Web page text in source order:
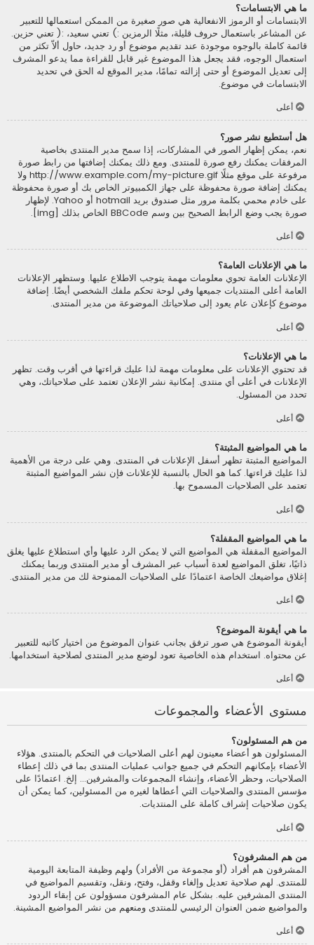
ما هي الابتسامات؟
الابتسامات أو الرموز الانفعالية هي صور صغيرة من الممكن استعمالها للتعبير
عن المشاعر باستعمال حروف قليلة، مثلًا الرمزين :) تعني سعيد، :( تعني حزين.
قائمة كاملة بالوجوه موجودة عند تقديم موضوع أو رد جديد، حاول ألاّ تكثر من
استعمال الوجوه، فقد يجعل هذا الموضوع غير قابل للقراءة مما يدعو المشرف
إلى تعديل الموضوع أو حتى إزالته تمامًا، مدير الموقع له الحق في تحديد
الابتسامات في موضوع.
أعلى
هل أستطيع نشر صور؟
نعم، يمكن إظهار الصور في المشاركات، إذا سمح مدير المنتدى بخاصية
المرفقات يمكنك رفع صورة للمنتدى. ومع ذلك يمكنك إضافتها من رابط صورة
مرفوعة على موقع مثلًا http://www.example.com/my-picture.gif ولا
يمكنك إضافة صورة محفوظة على جهاز الكمبيوتر الخاص بك أو صورة محفوظة
على خادم محمي بكلمة مرور مثل صندوق بريد hotmail أو Yahoo. لإظهار
صورة يجب وضع الرابط الصحيح بين وسم BBCode الخاص بذلك [img].
أعلى
ما هي الإعلانات العامة؟
الإعلانات العامة تحوي معلومات مهمة يتوجب الاطلاع عليها. وستظهر الإعلانات
العامة أعلى المنتديات جميعها وفي لوحة تحكم ملفك الشخصي أيضًا. إضافة
موضوع كإعلان عام يعود إلى صلاحياتك الموضوعة من مدير المنتدى.
أعلى
ما هي الإعلانات؟
قد تحتوي الإعلانات على معلومات مهمة لذا عليك قراءتها في أقرب وقت. تظهر
الإعلانات في أعلى أي منتدى. إمكانية نشر الإعلان تعتمد على صلاحياتك، وهي
تحدد من المسئول.
أعلى
ما هي المواضيع المثبتة؟
المواضيع المثبتة تظهر أسفل الإعلانات في المنتدى. وهي على درجة من الأهمية
لذا عليك قراءتها. كما هو الحال بالنسبة للإعلانات فإن نشر المواضيع المثبتة
تعتمد على الصلاحيات المسموح بها.
أعلى
ما هي المواضيع المقفلة؟
المواضيع المقفلة هي المواضيع التي لا يمكن الرد عليها وأي استطلاع عليها يغلق
ذاتيًا، تغلق المواضيع لعدة أسباب عبر المشرف أو مدير المنتدى وربما يمكنك
إغلاق مواضيعك الخاصة اعتمادًا على الصلاحيات الممنوحة لك من مدير المنتدى.
أعلى
ما هي أيقونة الموضوع؟
أيقونة الموضوع هي صور ترفق بجانب عنوان الموضوع من اختيار كاتبه للتعبير
عن محتواه. استخدام هذه الخاصية تعود لوضع مدير المنتدى لصلاحية استخدامها.
أعلى
مستوى الأعضاء والمجموعات
من هم المسئولون؟
المسئولون هو أعضاء معينون لهم أعلى الصلاحيات في التحكم بالمنتدى. هؤلاء
الأعضاء بإمكانهم التحكم في جميع جوانب عمليات المنتدى بما في ذلك إعطاء
الصلاحيات، وحظر الأعضاء، وإنشاء المجموعات والمشرفين... إلخ. اعتمادًا على
مؤسس المنتدى والصلاحيات التي أعطاها لغيره من المسئولين، كما يمكن أن
يكون صلاحيات إشراف كاملة على المنتديات.
أعلى
من هم المشرفون؟
المشرفون هم أفراد (أو مجموعة من الأفراد) ولهم وظيفة المتابعة اليومية
للمنتدى. لهم صلاحية تعديل وإلغاء وقفل، وفتح، ونقل، وتقسيم المواضيع في
المنتدى المشرفين عليه. بشكل عام المشرفون مسؤولون عن إبقاء الردود
والمواضيع ضمن العنوان الرئيسي للمنتدى ومنعهم من نشر المواضيع المشينة.
أعلى